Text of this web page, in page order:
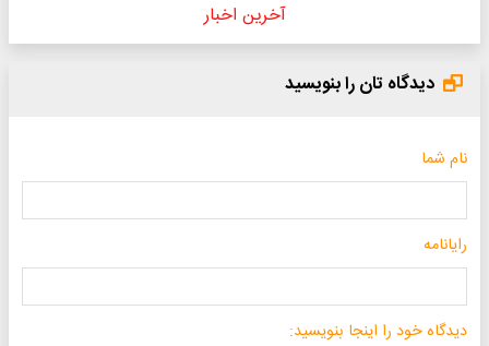
آخرین اخبار
دیدگاه تان را بنویسید
نام شما
رایانامه
دیدگاه خود را اینجا بنویسید: